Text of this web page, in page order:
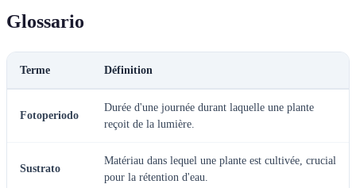
Glossario
Terme Définition
Fotoperiodo
Durée d'une journée durant laquelle une plante
reçoit de la lumière.
Sustrato
Matériau dans lequel une plante est cultivée, crucial
pour la rétention d'eau.